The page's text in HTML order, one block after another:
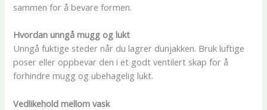
sammen for å bevare formen.
Hvordan unngå mugg og lukt
Unngå fuktige steder når du lagrer dunjakken. Bruk luftige
poser eller oppbevar den i et godt ventilert skap for å
forhindre mugg og ubehagelig lukt.
Vedlikehold mellom vask